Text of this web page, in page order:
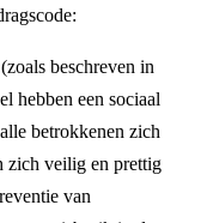
beschreven in
hebben een sociaal
betrokkenen zich
zich veilig en prettig
van